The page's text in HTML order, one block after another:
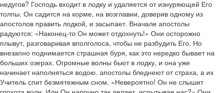
недугов? Господь входит в лодку и удаляется от изнуряющей Его
толпы. Он садится на корме, на возглавии, доверив одному из
апостолов править лодкой, и засыпает. Вначале апостолы
радуются: «Наконец-то Он может отдохнуть!» Они осторожно
плывут, разговаривая вполголоса, чтобы не разбудить Его. Но
внезапно поднимается страшная буря, как это нередко бывает на
больших озерах. Огромные волны бьют в лодку, и она уже
начинает наполняться водою. апостолы бледнеют от страха, а их
Учитель спит безмятежным сном. «Невероятно! Он не слышит